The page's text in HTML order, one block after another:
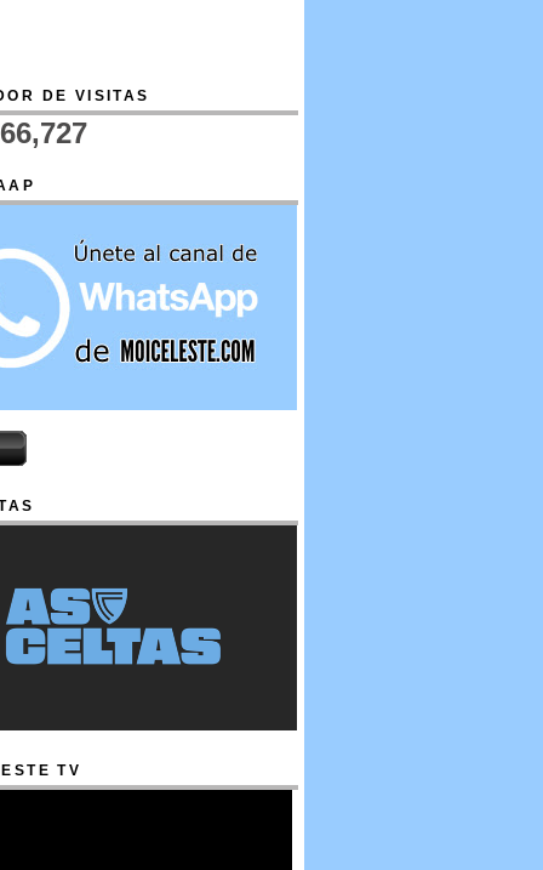
DE VISITAS
TV